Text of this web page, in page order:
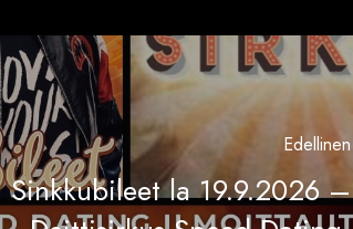
Edellinen
Sinkkubileet la 19.9.2026 –